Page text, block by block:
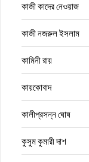
কাজী কাদের নেওয়াজ
কাজী নজরুল ইসলাম
কামিনী রায়
কায়কোবাদ
কালীপ্রসন্ন ঘোষ
কুসুম কুমারী দাশ